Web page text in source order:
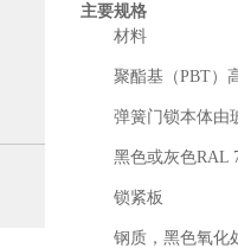
主要规格
材料
聚酯基（PBT）
弹簧门锁本体由
黑色或灰色RAL
锁紧板
钢质，黑色氧化